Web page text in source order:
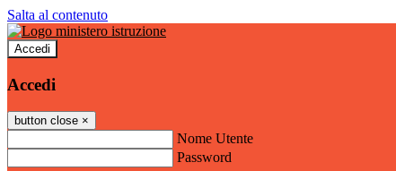
Salta al contenuto
Accedi
Accedi
button close ×
Nome Utente
Password